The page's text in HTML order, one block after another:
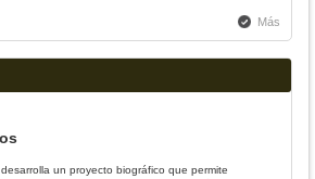
Más
un proyecto biográfico que permite